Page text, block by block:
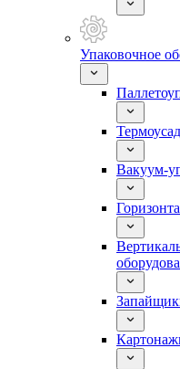
Упаковочное
Вакуум-